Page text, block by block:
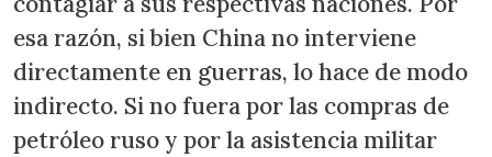
esa razón, si bien China no interviene
directamente en guerras, lo hace de modo
indirecto. Si no fuera por las compras de
petróleo ruso y por la asistencia militar